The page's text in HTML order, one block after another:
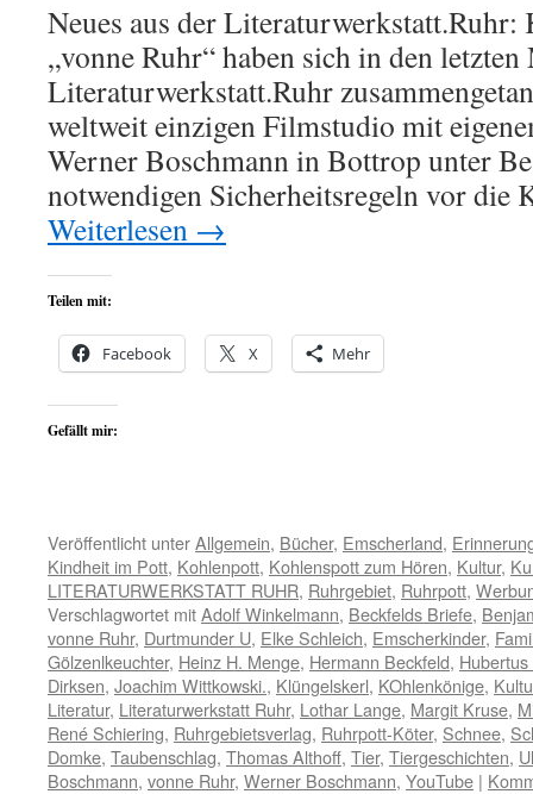
Neues aus der Literaturwerkstatt.Ruhr:
„vonne Ruhr“ haben sich in den
Literaturwerkstatt.Ruhr
weltweit einzigen Filmstudio mit
Werner Boschmann in Bottrop unter
notwendigen Sicherheitsregeln vor die
Weiterlesen →
Teilen mit:
Facebook X Mehr
Gefällt mir:
Veröffentlicht unterAllgemein, Bücher, Emscherland,
Kindheit im Pott, Kohlenpott, Kohlenspott zum Hören, Kultur,
LITERATURWERKSTATT RUHR, Ruhrgebiet, Ruhrpott,
Verschlagwortet mitAdolf Winkelmann, Beckfelds Briefe,
vonne Ruhr, Durtmunder U, Elke Schleich, Emscherkinder,
Gölzenlkeuchter, Heinz H. Menge, Hermann Beckfeld,
Dirksen, Joachim Wittkowski., Klüngelskerl, KOhlenkönige,
Literatur, Literaturwerkstatt Ruhr, Lothar Lange, Margit Kruse,
René Schiering, Ruhrgebietsverlag, Ruhrpott-Köter, Schnee,
Domke, Taubenschlag, Thomas Althoff, Tier, Tiergeschichten,
Boschmann, vonne Ruhr, Werner Boschmann, YouTube |